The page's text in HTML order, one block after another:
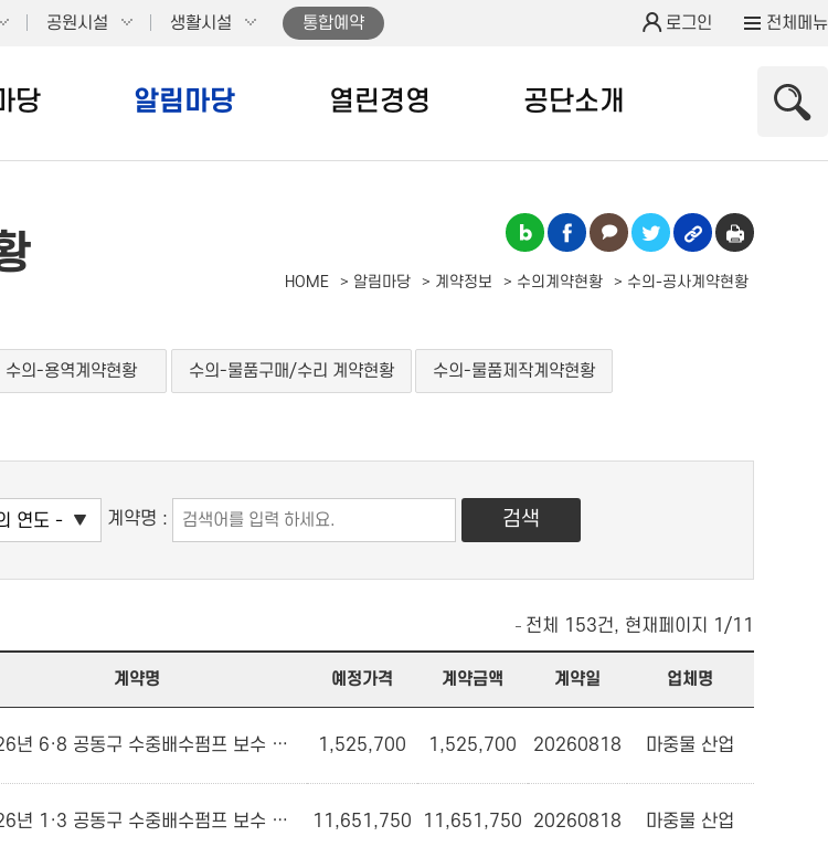
공원시설 생활시설 통합예약 로그인 전체메뉴
당 알림마당 열린경영 공단소개
HOME 알림마당 계약정보 수의계약현황 수의-공사계약현황
수의-용역계약현황 수의-물품구매/수리 계약현황 수의-물품제작계약현황
계약명 :
전체 153건, 현재페이지 1/11
계약명 예정가격 계약금액 계약일 업체명
2026년 6·8 공동구 수중배수펌프 보수 공사 1,525,700 1,525,700 20260818 마중물 산업
2026년 1·3 공동구 수중배수펌프 보수 공사 11,651,750 11,651,750 20260818 마중물 산업